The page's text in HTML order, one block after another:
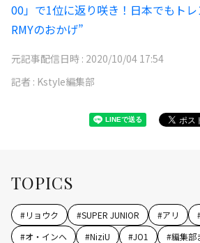
00」で1位に返り咲き！日本でもト
RMYのおかげ”
元記事配信日時 : 2020/10/04 17:54
記者 : Kstyle編集部
TOPICS
#リョウク #SUPER JUNIOR #アリ
#オ・インヘ #NiziU #JO1 #編集部